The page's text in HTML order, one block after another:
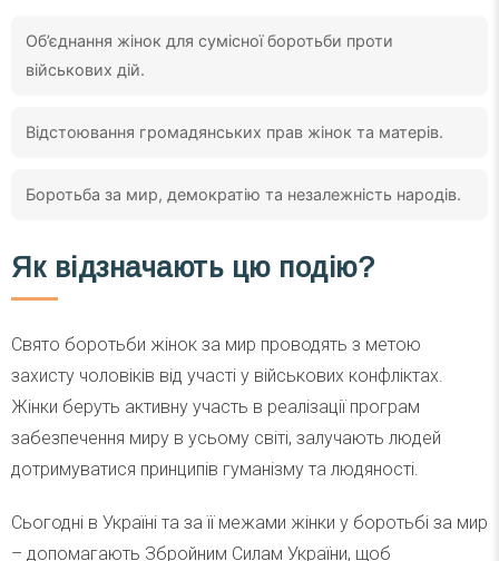
Об’єднання жінок для сумісної боротьби проти
військових дій.
Відстоювання громадянських прав жінок та матерів.
Боротьба за мир, демократію та незалежність народів.
Як відзначають цю подію?
Свято боротьби жінок за мир проводять з метою
захисту чоловіків від участі у військових конфліктах.
Жінки беруть активну участь в реалізації програм
забезпечення миру в усьому світі, залучають людей
дотримуватися принципів гуманізму та людяності.
Сьогодні в Україні та за її межами жінки у боротьбі за мир
– допомагають Збройним Силам України, щоб